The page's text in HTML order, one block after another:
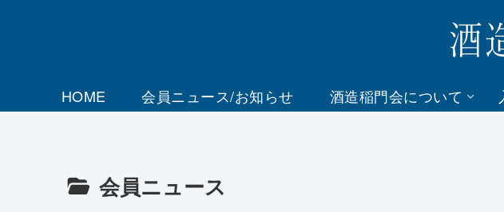
HOME 会員ニュース/お知らせ 酒造稲門会について
会員ニュース